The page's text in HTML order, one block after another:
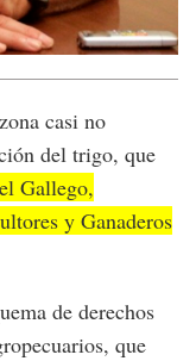
casi no
del trigo, que
Gallego,
y Ganaderos
de derechos
que